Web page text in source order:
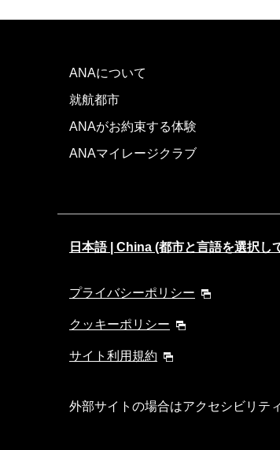
ANAについて
就航都市
ANAがお約束する体験
ANAマイレージクラブ
日本語 | China (都市と言語を選択し
プライバシーポリシー
クッキーポリシー
サイト利用規約
外部サイトの場合はアクセシビリテ